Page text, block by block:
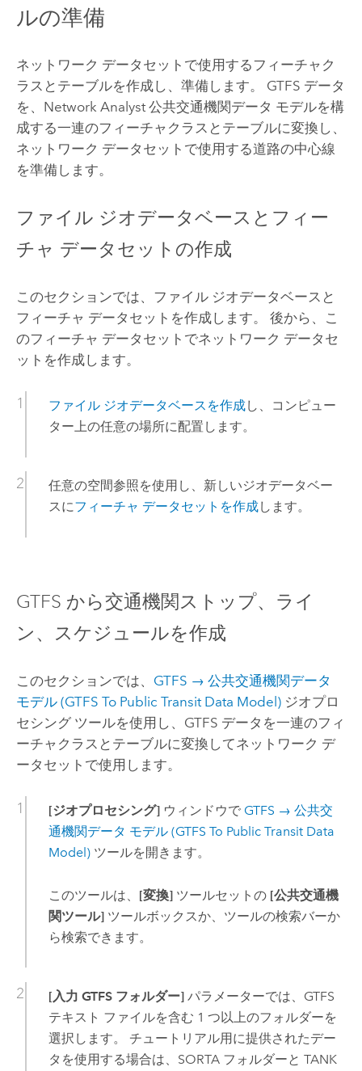
ルの準備
ネットワーク データセットで使用するフィーチャク
ラスとテーブルを作成し、準備します。 GTFS データ
を、 Network Analyst公共交通機関データ モデルを構
成する一連のフィーチャクラスとテーブルに変換し、
ネットワーク データセットで使用する道路の中心線
を準備します。
ファイル ジオデータベースとフィー
チャ データセットの作成
このセクションでは、ファイル ジオデータベースと
フィーチャ データセットを作成します。 後から、こ
のフィーチャ データセットでネットワーク データセ
ットを作成します。
ファイル ジオデータベースを作成し、コンピュー
ター上の任意の場所に配置します。
任意の空間参照を使用し、新しいジオデータベー
スにフィーチャ データセットを作成します。
GTFS から交通機関ストップ、ライ
ン、スケジュールを作成
このセクションでは、 GTFS → 公共交通機関データ
モデル (GTFS To Public Transit Data Model)ジオプロ
セシング ツールを使用し、GTFS データを一連のフィ
ーチャクラスとテーブルに変換してネットワーク デ
ータセットで使用します。
[ジオプロセシング]ウィンドウで GTFS → 公共交
通機関データ モデル (GTFS To Public Transit Data
Model)ツールを開きます。
このツールは、 [変換]ツールセットの [公共交通機
関ツール]ツールボックスか、ツールの検索バーか
ら検索できます。
[入力 GTFS フォルダー]パラメーターでは、GTFS
テキスト ファイルを含む 1 つ以上のフォルダーを
選択します。 チュートリアル用に提供されたデー
タを使用する場合は、SORTA フォルダーと TANK